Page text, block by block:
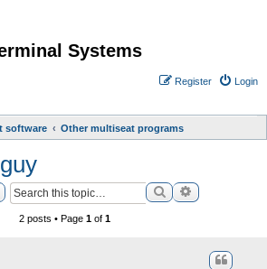
Systems
Login
Register
software Other multiseat programs
SearchAdvanced
2 posts • Page 1of 1